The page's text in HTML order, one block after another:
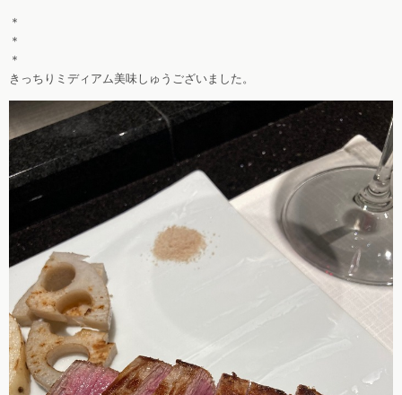
＊
＊
＊
きっちりミディアム美味しゅうございました。